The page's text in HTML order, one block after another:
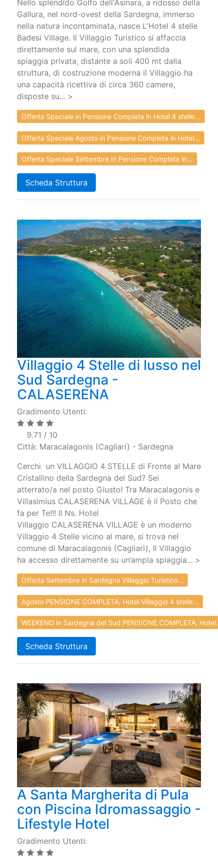
Nello splendido Golfo dell'Asinara, a ridosso della
Gallura, nel nord-ovest della Sardegna, immerso
nella natura incontaminata, nasce L'Hotel 4 stelle
Badesi Village. Il Villaggio Turistico si affaccia
direttamente sul mare, con una splendida
spiaggia privata, distante a soli 400 mt dalla
struttura, di costruzione moderna il Villaggio ha
una capacità ricettiva di circa 360 camere,
disposte su... >
Offerta Speciale in Pensione Completa in Hotel 4 stelle...
Offerta Speciale Agosto in Pensione Completa in Hotel...
Offerta Speciale Settembre in Pensione Completa in...
Scheda Struttura
Villaggio 4 Stelle di lusso nel
Sud Sardegna -
CALASERENA
Gradimento Utenti:
9.71 / 10
Città: Maracalagonis (Cagliari) - Sardegna
Cerchi un VILLAGGIO 4 STELLE di Fronte al Mare
Cristallino della Sardegna del Sud? Sei
atterrato/a nel posto Giusto! Tra Maracalagonis e
Villasimius CALASERENA VILLAGE è il Posto che
fa per Te!!! Il Ns. Hotel
Villaggio CALASERENA VILLAGE è un moderno
Villaggio 4 Stelle vicino al mare, si trova nel
comune di Maracalagonis (Cagliari), Il Villaggio
ha accesso direttamente su un’ampia spiaggia... >
Offerta Settembre in Sardegna Villaggio Turistico...
Agosto PENSIONE COMPLETA, Hotel Villaggio 4 stelle...
WEEKEND in Sardegna del Sud PENSIONE COMPLETA,
Scheda Struttura
A Santa Margherita di Pula
con Piscina Idromassaggio -
Lifestyle Hotel
Gradimento Utenti: